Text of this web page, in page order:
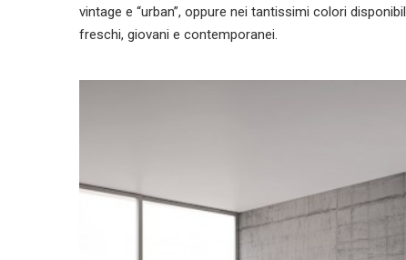
vintage e “urban”, oppure nei tantissimi colori
freschi, giovani e contemporanei.